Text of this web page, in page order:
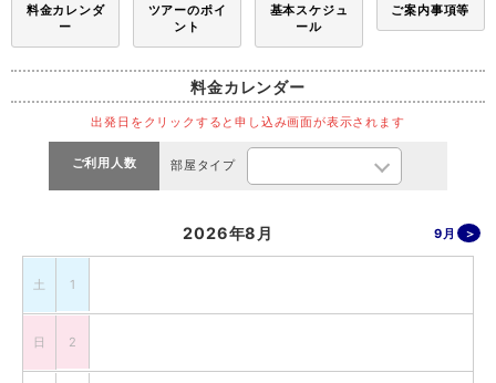
料金カレンダ
ー
ツアーのポイ
ント
基本スケジュ
ール
ご案内事項等
料金カレンダー
出発日をクリックすると申し込み画面が表示されます
ご利用人数 部屋タイプ
2026年8月 9月
土 1
日 2